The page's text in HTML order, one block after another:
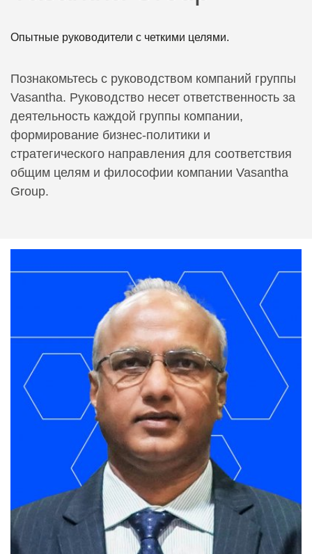
Опытные руководители с четкими целями.
Познакомьтесь с руководством компаний группы
Vasantha. Руководство несет ответственность за
деятельность каждой группы компании,
формирование бизнес-политики и
стратегического направления для соответствия
общим целям и философии компании Vasantha
Group.